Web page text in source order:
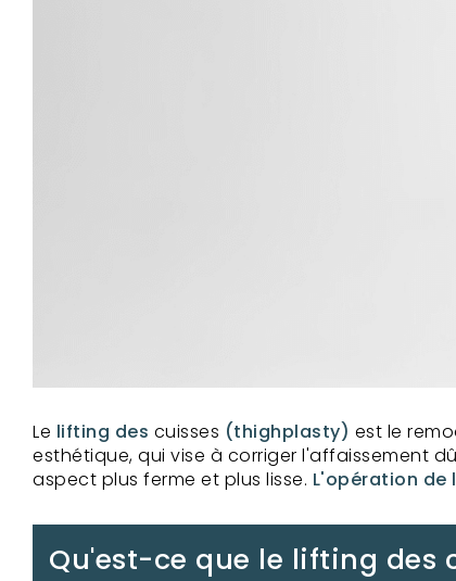
Le lifting des cuisses (thighplasty) est le
esthétique, qui vise à corriger l'affaissement
aspect plus ferme et plus lisse. L'opération de
Qu'est-ce que le lifting des